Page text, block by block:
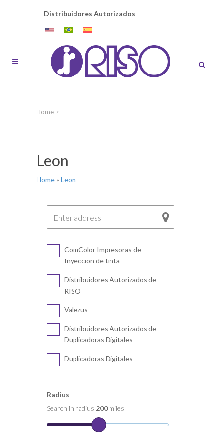
Distribuidores Autorizados
Home >
Leon
Home » Leon
ComColor Impresoras de
Inyección de tinta
Distribuidores Autorizados de
RISO
Valezus
Distribuidores Autorizados de
Duplicadoras Digitales
Duplicadoras Digitales
Radius
Search in radius 200miles